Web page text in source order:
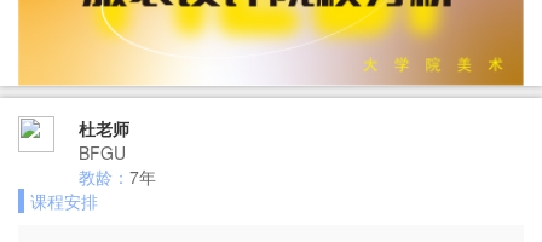
杜老师
BFGU
教龄： 7年
课程安排